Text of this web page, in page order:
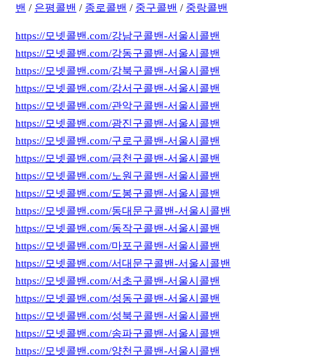
밴 / 은평콜밴 / 종로콜밴 / 중구콜밴 / 중랑콜밴
https://모넷콜밴.com/강남구콜밴-서울시콜밴
https://모넷콜밴.com/강동구콜밴-서울시콜밴
https://모넷콜밴.com/강북구콜밴-서울시콜밴
https://모넷콜밴.com/강서구콜밴-서울시콜밴
https://모넷콜밴.com/관악구콜밴-서울시콜밴
https://모넷콜밴.com/광진구콜밴-서울시콜밴
https://모넷콜밴.com/구로구콜밴-서울시콜밴
https://모넷콜밴.com/금천구콜밴-서울시콜밴
https://모넷콜밴.com/노원구콜밴-서울시콜밴
https://모넷콜밴.com/도봉구콜밴-서울시콜밴
https://모넷콜밴.com/동대문구콜밴-서울시콜밴
https://모넷콜밴.com/동작구콜밴-서울시콜밴
https://모넷콜밴.com/마포구콜밴-서울시콜밴
https://모넷콜밴.com/서대문구콜밴-서울시콜밴
https://모넷콜밴.com/서초구콜밴-서울시콜밴
https://모넷콜밴.com/성동구콜밴-서울시콜밴
https://모넷콜밴.com/성북구콜밴-서울시콜밴
https://모넷콜밴.com/송파구콜밴-서울시콜밴
https://모넷콜밴.com/양천구콜밴-서울시콜밴